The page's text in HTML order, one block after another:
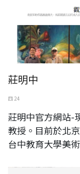
莊明中
四 24
莊明中官方網站-
教授。目前於北
台中教育大學美